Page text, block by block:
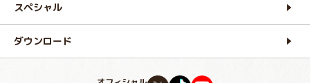
スペシャル
ダウンロード